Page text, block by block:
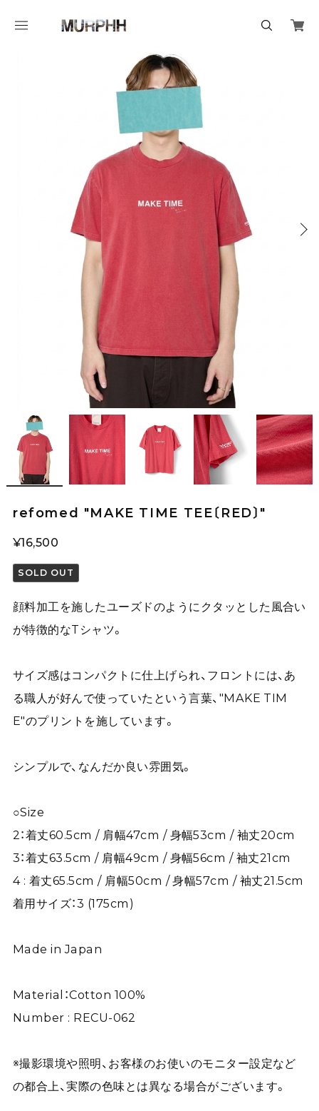
refomed "MAKE TIME TEE〔RED〕"
¥16,500
SOLD OUT
顔料加工を施したユーズドのようにクタッとした風合い
が特徴的なTシャツ。
サイズ感はコンパクトに仕上げられ、フロントには、あ
る職人が好んで使っていたという言葉、"MAKE TIM
E"のプリントを施しています。
シンプルで、なんだか良い雰囲気。
○Size
2：着丈60.5cm / 肩幅47cm / 身幅53cm / 袖丈20cm
3：着丈63.5cm / 肩幅49cm / 身幅56cm / 袖丈21cm
4 : 着丈65.5cm / 肩幅50cm / 身幅57cm / 袖丈21.5cm
着用サイズ：3 (175cm)
Made in Japan
Material：Cotton 100%
Number : RECU-062
※撮影環境や照明、お客様のお使いのモニター設定など
の都合上、実際の色味とは異なる場合がございます。